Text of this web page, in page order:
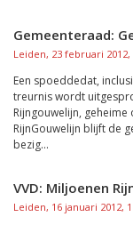
Gemeenteraad:
Leiden, 23 februari 2012,
Een spoeddedat,
treurnis wordt
Rijngouwelijn,
RijnGouwelijn blijft de
bezig...
VVD: Miljoenen
Leiden, 16 januari 2012,